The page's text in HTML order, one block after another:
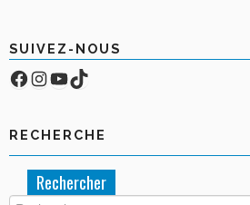
SUIVEZ-NOUS
Facebook
Compte Instagram
YouTube
TikTok
RECHERCHE
Rechercher :